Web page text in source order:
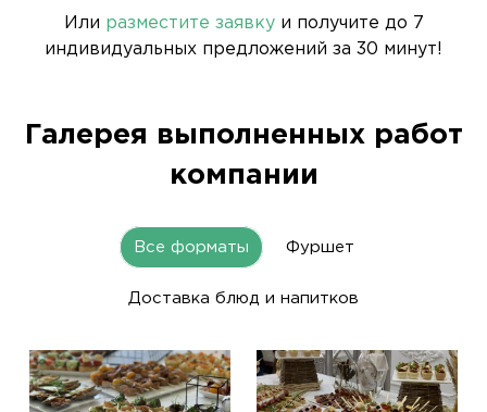
Или разместите заявкуи получите до 7
индивидуальных предложений за 30 минут!
Галерея выполненных работ
компании
Все форматы Фуршет
Доставка блюд и напитков